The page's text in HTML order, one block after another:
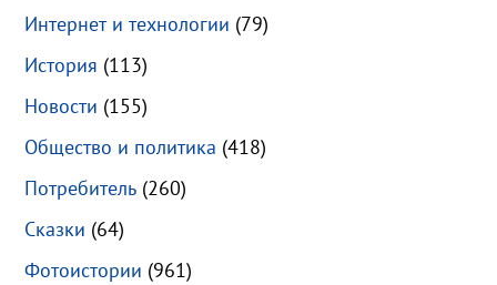
Интернет и технологии (79)
История (113)
Новости (155)
Общество и политика (418)
Потребитель (260)
Сказки (64)
Фотоистории (961)